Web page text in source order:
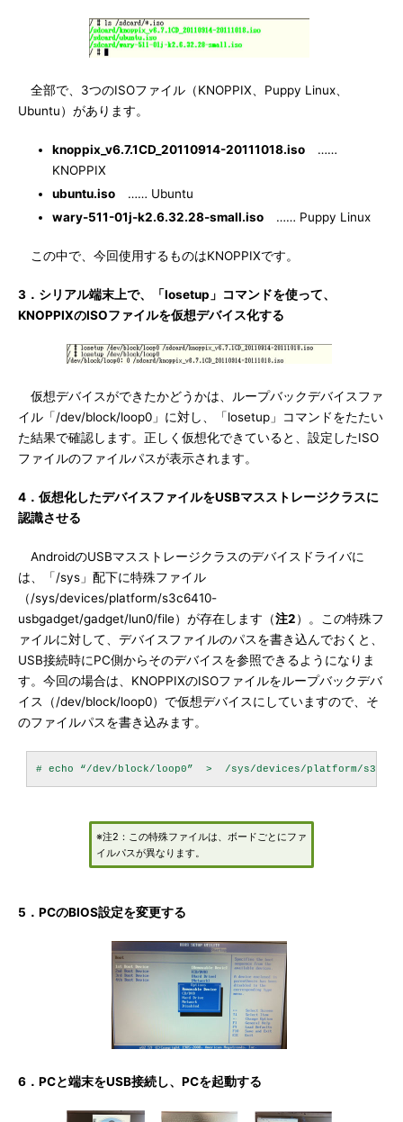
全部で、3つのISOファイル（KNOPPIX、Puppy Linux、
Ubuntu）があります。
knoppix_v6.7.1CD_20110914-20111018.iso ……
KNOPPIX
ubuntu.iso …… Ubuntu
wary-511-01j-k2.6.32.28-small.iso …… Puppy Linux
この中で、今回使用するものはKNOPPIXです。
3．シリアル端末上で、「losetup」コマンドを使って、
KNOPPIXのISOファイルを仮想デバイス化する
仮想デバイスができたかどうかは、ループバックデバイスファ
イル「/dev/block/loop0」に対し、「losetup」コマンドをたたい
た結果で確認します。正しく仮想化できていると、設定したISO
ファイルのファイルパスが表示されます。
4．仮想化したデバイスファイルをUSBマスストレージクラスに
認識させる
AndroidのUSBマスストレージクラスのデバイスドライバに
は、「/sys」配下に特殊ファイル
（/sys/devices/platform/s3c6410-
usbgadget/gadget/lun0/file）が存在します（注2）。この特殊フ
ァイルに対して、デバイスファイルのパスを書き込んでおくと、
USB接続時にPC側からそのデバイスを参照できるようになりま
す。今回の場合は、KNOPPIXのISOファイルをループバックデバ
イス（/dev/block/loop0）で仮想デバイスにしていますので、そ
のファイルパスを書き込みます。
※注2：この特殊ファイルは、ボードごとにファ
イルパスが異なります。
5．PCのBIOS設定を変更する
6．PCと端末をUSB接続し、PCを起動する